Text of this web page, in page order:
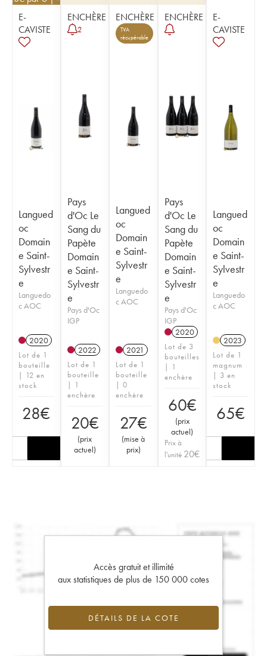
E-
CAVISTE
Langued
oc
Domain
e Saint-
Sylvestr
e
Languedo
c AOC
2020
Lot de 1
bouteille
| 12 en
stock
28€
ENCHÈRE
2
Pays
d'Oc Le
Sang du
Papète
Domain
e Saint-
Sylvestr
e
Pays d'Oc
IGP
2022
Lot de 1
bouteille
| 1
enchère
20€
(prix
actuel)
ENCHÈRE
TVA
récupérable
Langued
oc
Domain
e Saint-
Sylvestr
e
Languedo
c AOC
2021
Lot de 1
bouteille
| 0
enchère
27€
(mise à
prix)
ENCHÈRE
Pays
d'Oc Le
Sang du
Papète
Domain
e Saint-
Sylvestr
e
Pays d'Oc
IGP
2020
Lot de 3
bouteilles
| 1
enchère
60€
(prix
actuel)
Prix à
l'unité 20€
E-
CAVISTE
Langued
oc
Domain
e Saint-
Sylvestr
e
Languedo
c AOC
2023
Lot de 1
magnum
| 3 en
stock
65€
Accès gratuit et illimité
aux statistiques de plus de 150 000 cotes
DÉTAILS DE LA COTE